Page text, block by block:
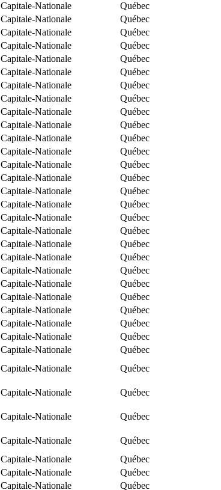
Capitale-Nationale
Québec
Capitale-Nationale
Québec
Capitale-Nationale
Québec
Capitale-Nationale
Québec
Capitale-Nationale
Québec
Capitale-Nationale
Québec
Capitale-Nationale
Québec
Capitale-Nationale
Québec
Capitale-Nationale
Québec
Capitale-Nationale
Québec
Capitale-Nationale
Québec
Capitale-Nationale
Québec
Capitale-Nationale
Québec
Capitale-Nationale
Québec
Capitale-Nationale
Québec
Capitale-Nationale
Québec
Capitale-Nationale
Québec
Capitale-Nationale
Québec
Capitale-Nationale
Québec
Capitale-Nationale
Québec
Capitale-Nationale
Québec
Capitale-Nationale
Québec
Capitale-Nationale
Québec
Capitale-Nationale
Québec
Capitale-Nationale
Québec
Capitale-Nationale
Québec
Capitale-Nationale
Québec
Capitale-Nationale
Québec
Capitale-Nationale
Québec
Capitale-Nationale
Québec
Capitale-Nationale
Québec
Capitale-Nationale
Québec
Capitale-Nationale
Québec
Capitale-Nationale Québec